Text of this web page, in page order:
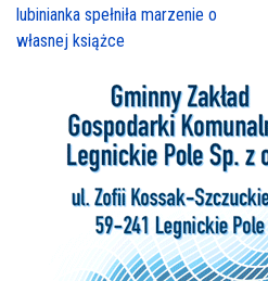
lubinianka spełniła marzenie o
własnej książce